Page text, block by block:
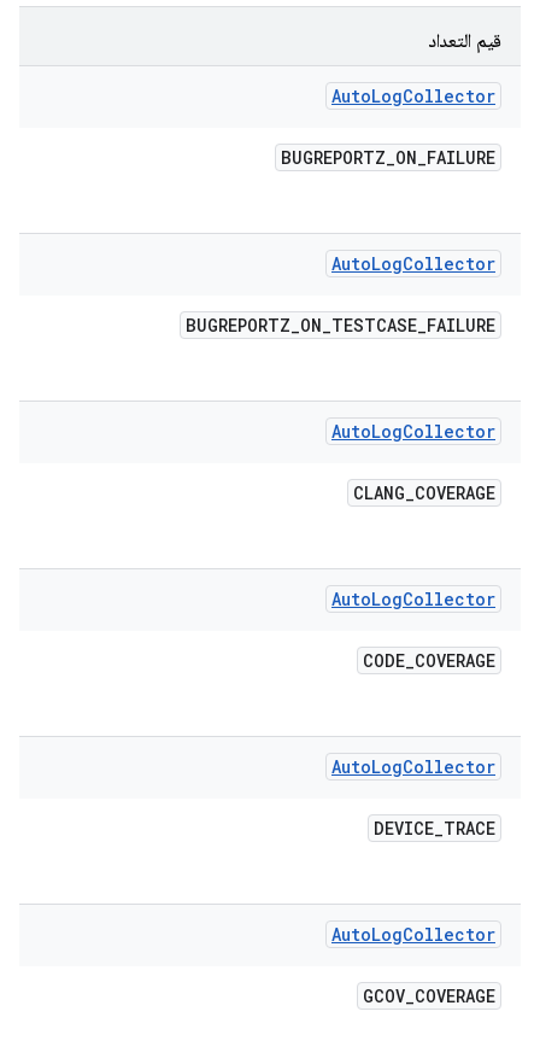
قيم التعداد
AutoLogCollector
BUGREPORTZ_ON_FAILURE
AutoLogCollector
BUGREPORTZ_ON_TESTCASE_FAILURE
AutoLogCollector
CLANG_COVERAGE
AutoLogCollector
CODE_COVERAGE
AutoLogCollector
DEVICE_TRACE
AutoLogCollector
GCOV_COVERAGE